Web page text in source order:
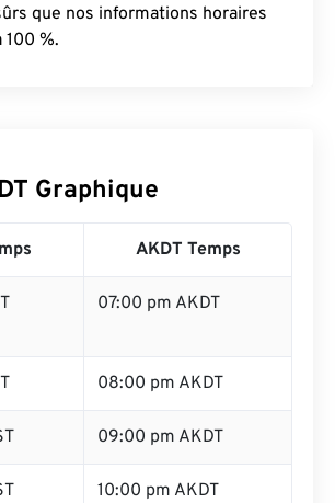
que nos informations horaires
100 %.
Graphique
AKDT Temps
07:00 pm AKDT
08:00 pm AKDT
09:00 pm AKDT
10:00 pm AKDT